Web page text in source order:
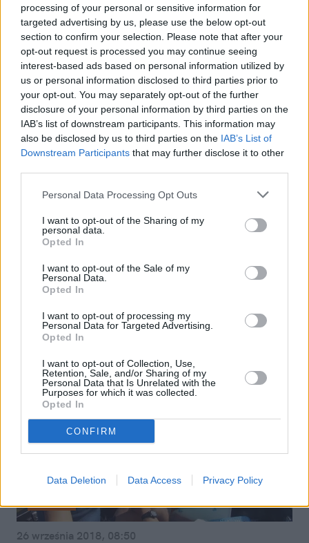
processing of your personal or sensitive information for
targeted advertising by us, please use the below opt-out
section to confirm your selection. Please note that after your
opt-out request is processed you may continue seeing
interest-based ads based on personal information utilized by
us or personal information disclosed to third parties prior to
your opt-out. You may separately opt-out of the further
disclosure of your personal information by third parties on the
IAB’s list of downstream participants. This information may
also be disclosed by us to third parties on the IAB’s List of
Downstream Participants that may further disclose it to other
Personal Data Processing Opt Outs
I want to opt-out of the Sharing of my
personal data.
Opted In
I want to opt-out of the Sale of my
Personal Data.
Opted In
I want to opt-out of processing my
Personal Data for Targeted Advertising.
Opted In
I want to opt-out of Collection, Use,
Retention, Sale, and/or Sharing of my
Personal Data that Is Unrelated with the
Purposes for which it was collected.
Opted In
CONFIRM
Data Deletion Data Access Privacy Policy
Świat
01 lutego 2021, 13:38
Zamach stanu w Birmie, noblistka
aresztowana. Co musisz wiedzieć o
sytuacji? [FAKTY]
Styl życia
26 września 2018, 08:50